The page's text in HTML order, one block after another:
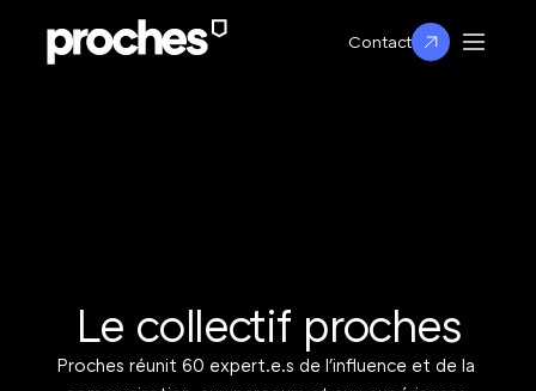
Contact
Le collectif proches
Proches réunit 60 expert.e.s de l'influence et de la